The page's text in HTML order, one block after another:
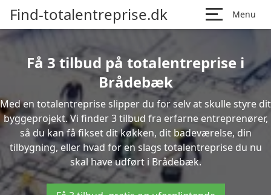
Find-totalentreprise.dk Menu
Få 3 tilbud på totalentreprise i
Brådebæk
Med en totalentreprise slipper du for selv at skulle styre dit
byggeprojekt. Vi finder 3 tilbud fra erfarne entreprenører,
så du kan få fikset dit køkken, dit badeværelse, din
tilbygning, eller hvad for en slags totalentreprise du nu
skal have udført i Brådebæk.